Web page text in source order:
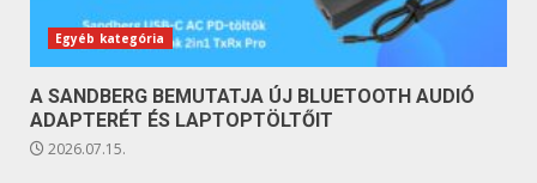
Egyéb kategória
A SANDBERG BEMUTATJA ÚJ BLUETOOTH AUDIÓ
ADAPTERÉT ÉS LAPTOPTÖLTŐIT
2026.07.15.